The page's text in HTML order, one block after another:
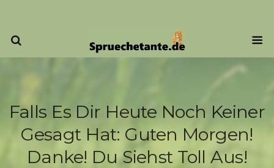
Falls Es Dir Heute Noch Keiner
Gesagt Hat: Guten Morgen!
Danke! Du Siehst Toll Aus!